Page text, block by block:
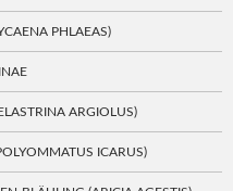
PHLAEAS)
ARGIOLUS)
ICARUS)